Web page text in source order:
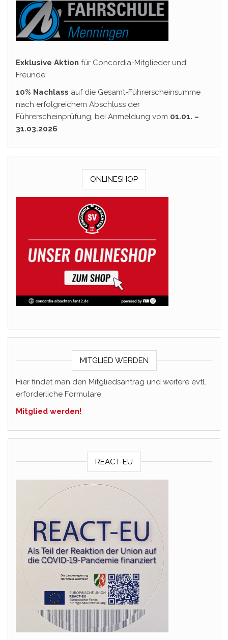
Exklusive Aktion für Concordia-Mitglieder und
Freunde:
10% Nachlass auf die Gesamt-Führerscheinsumme
nach erfolgreichem Abschluss der
Führerscheinprüfung, bei Anmeldung vom 01.01. –
31.03.2026
ONLINESHOP
MITGLIED WERDEN
Hier findet man den Mitgliedsantrag und weitere evtl.
erforderliche Formulare.
Mitglied werden!
REACT-EU